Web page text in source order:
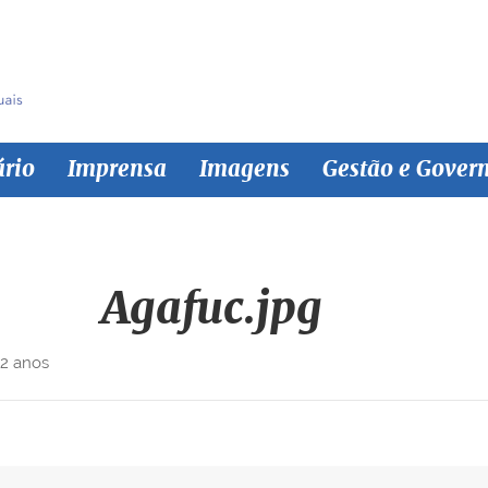
Imprensa Imagens Gestão e
Agafuc.jpg
anos